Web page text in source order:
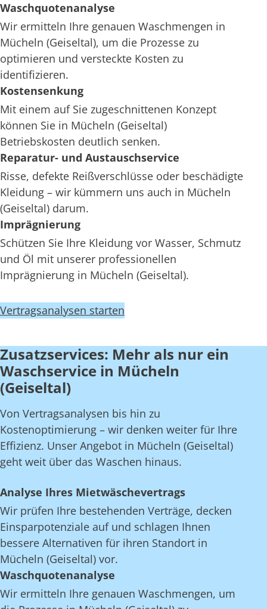
Waschquotenanalyse
Wir ermitteln Ihre genauen Waschmengen in
Mücheln (Geiseltal), um die Prozesse zu
optimieren und versteckte Kosten zu
identifizieren.
Kostensenkung
Mit einem auf Sie zugeschnittenen Konzept
können Sie in Mücheln (Geiseltal)
Betriebskosten deutlich senken.
Reparatur- und Austauschservice
Risse, defekte Reißverschlüsse oder beschädigte
Kleidung – wir kümmern uns auch in Mücheln
(Geiseltal) darum.
Imprägnierung
Schützen Sie Ihre Kleidung vor Wasser, Schmutz
und Öl mit unserer professionellen
Imprägnierung in Mücheln (Geiseltal).
Vertragsanalysen starten
Zusatzservices: Mehr als nur ein
Waschservice in Mücheln
(Geiseltal)
Von Vertragsanalysen bis hin zu
Kostenoptimierung – wir denken weiter für Ihre
Effizienz. Unser Angebot in Mücheln (Geiseltal)
geht weit über das Waschen hinaus.
Analyse Ihres Mietwäschevertrags
Wir prüfen Ihre bestehenden Verträge, decken
Einsparpotenziale auf und schlagen Ihnen
bessere Alternativen für ihren Standort in
Mücheln (Geiseltal) vor.
Waschquotenanalyse
Wir ermitteln Ihre genauen Waschmengen, um